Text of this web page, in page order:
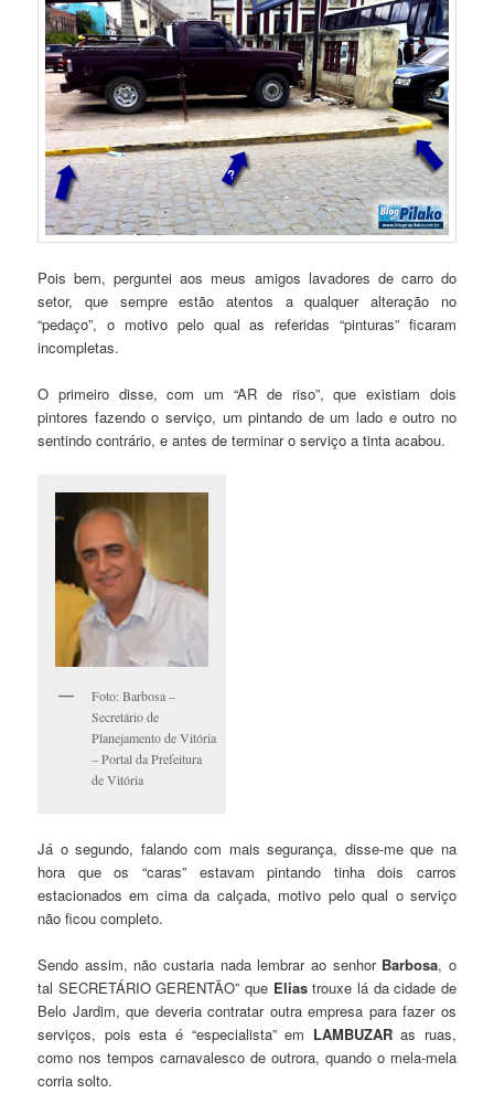
Pois bem, perguntei aos meus amigos lavadores de carro do
setor, que sempre estão atentos a qualquer alteração no
“pedaço”, o motivo pelo qual as referidas “pinturas” ficaram
incompletas.
O primeiro disse, com um “AR de riso”, que existiam dois
pintores fazendo o serviço, um pintando de um lado e outro no
sentindo contrário, e antes de terminar o serviço a tinta acabou.
Foto: Barbosa –
Secretário de
Planejamento de Vitória
– Portal da Prefeitura
de Vitória
Já o segundo, falando com mais segurança, disse-me que na
hora que os “caras” estavam pintando tinha dois carros
estacionados em cima da calçada, motivo pelo qual o serviço
não ficou completo.
Sendo assim, não custaria nada lembrar ao senhor Barbosa, o
tal SECRETÁRIO GERENTÃO” que Eliastrouxe lá da cidade de
Belo Jardim, que deveria contratar outra empresa para fazer os
serviços, pois esta é “especialista” em LAMBUZARas ruas,
como nos tempos carnavalesco de outrora, quando o mela-mela
corria solto.